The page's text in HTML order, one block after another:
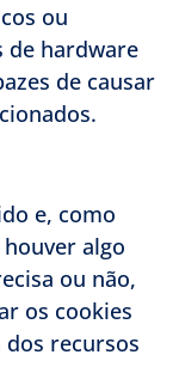
ou
de hardware
de causar
e, como
algo
ou não,
os cookies
recursos